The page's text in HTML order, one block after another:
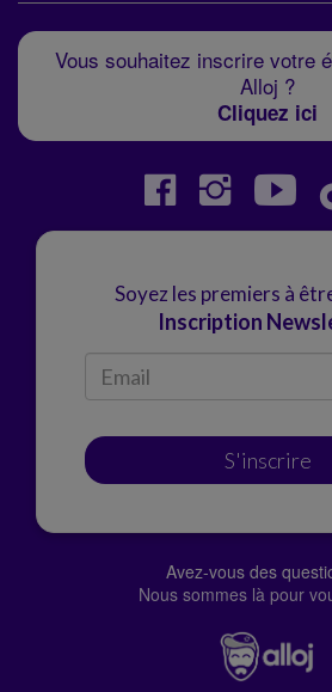
Vous souhaitez inscrire votre
Alloj ?
Cliquez ici
Soyez les premiers à
Inscription
S'inscrire
Avez-vous des
Nous sommes là pour